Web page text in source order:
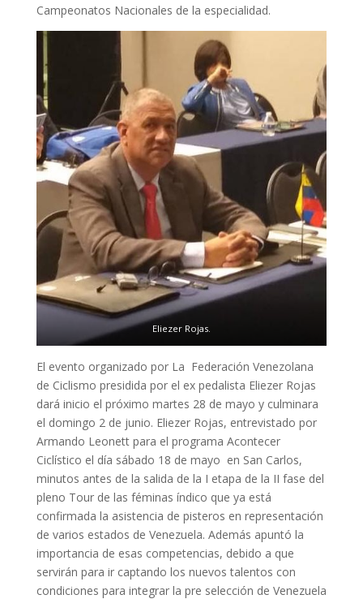
Campeonatos Nacionales de la especialidad.
Eliezer Rojas.
El evento organizado por La Federación Venezolana
de Ciclismo presidida por el ex pedalista Eliezer Rojas
dará inicio el próximo martes 28 de mayo y culminara
el domingo 2 de junio. Eliezer Rojas, entrevistado por
Armando Leonett para el programa Acontecer
Ciclístico el día sábado 18 de mayo en San Carlos,
minutos antes de la salida de la I etapa de la II fase del
pleno Tour de las féminas índico que ya está
confirmada la asistencia de pisteros en representación
de varios estados de Venezuela. Además apuntó la
importancia de esas competencias, debido a que
servirán para ir captando los nuevos talentos con
condiciones para integrar la pre selección de Venezuela